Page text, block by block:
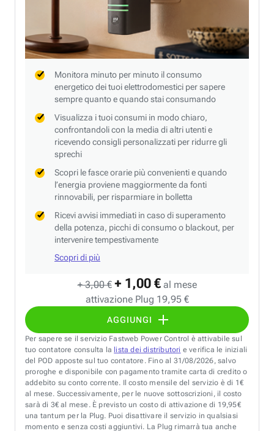
+ 3,00 € + 1,00 € al mese
attivazione Plug 19,95 €
AGGIUNGI
Monitora minuto per minuto il consumo
energetico dei tuoi elettrodomestici per sapere
sempre quanto e quando stai consumando
Visualizza i tuoi consumi in modo chiaro,
confrontandoli con la media di altri utenti e
ricevendo consigli personalizzati per ridurre gli
sprechi
Scopri le fasce orarie più convenienti e quando
l’energia proviene maggiormente da fonti
rinnovabili, per risparmiare in bolletta
Ricevi avvisi immediati in caso di superamento
della potenza, picchi di consumo o blackout, per
intervenire tempestivamente
Scopri di più
Per sapere se il servizio Fastweb Power Control è attivabile sul
tuo contatore consulta la lista dei distributori e verifica le iniziali
del POD apposte sul tuo contatore. Fino al 31/08/2026, salvo
proroghe e disponibile con pagamento tramite carta di credito o
addebito su conto corrente. Il costo mensile del servizio è di 1€
al mese. Successivamente, per le nuove sottoscrizioni, il costo
sarà di 3€ al mese. È previsto un costo di attivazione di 19,95€
una tantum per la Plug. Puoi disattivare il servizio in qualsiasi
momento e senza costi aggiuntivi. La Plug rimarrà tua anche